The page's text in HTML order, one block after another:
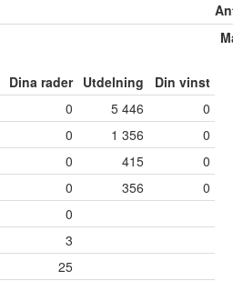
Dina rader Utdelning
Din vinst
0 5 446
0
0 1 356
0
0 415
0
0 356
0
0
3
25